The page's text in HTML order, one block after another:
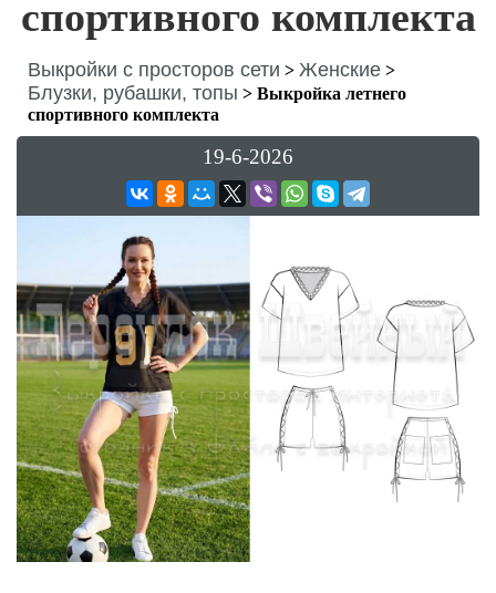
спортивного комплекта
Выкройки с просторов сети > Женские >
Блузки, рубашки, топы > Выкройка летнего
спортивного комплекта
19-6-2026